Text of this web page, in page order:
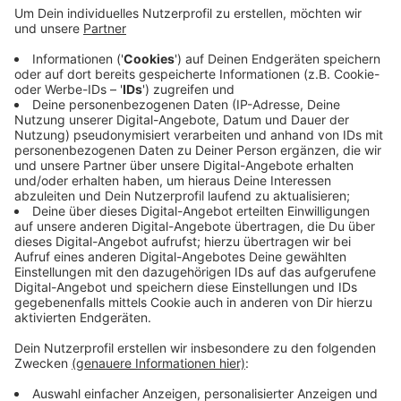
Im Mittelpunkt steht demnach die mobile Nutzung.
Die Zugriffszahlen zeigten, dass immer mehr
Menschen die Seite mit Smartphones oder Tablets
besuchen würden, heißt es. Diesem Trend sei man mit
einer verbesserten Darstellung gefolgt. Dazu gehören
auch Barrierefreiheit und eine Übersetzungsfunktion.
Anzeige
Anzeige